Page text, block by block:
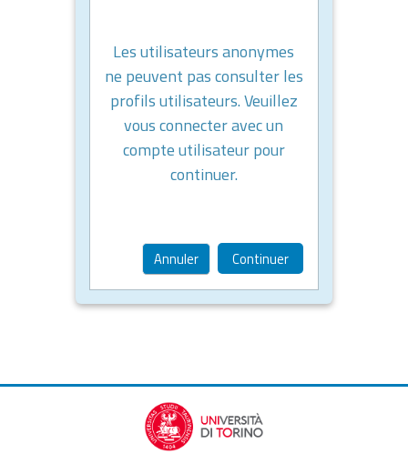
Les utilisateurs anonymes
ne peuvent pas consulter les
profils utilisateurs. Veuillez
vous connecter avec un
compte utilisateur pour
continuer.
Annuler Continuer